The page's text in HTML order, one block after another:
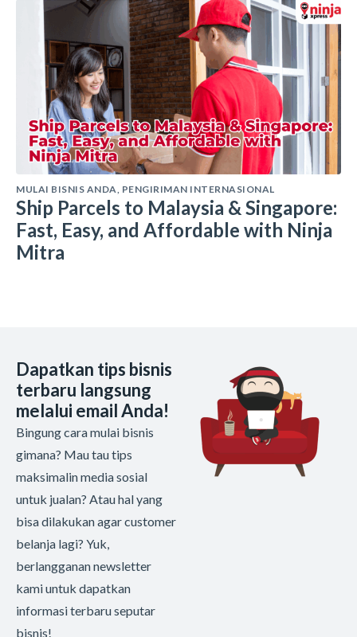
MULAI BISNIS ANDA PENGIRIMAN INTERNASIONAL
Ship Parcels to Malaysia & Singapore:
Fast, Easy, and Affordable with Ninja
Mitra
Dapatkan tips bisnis
terbaru langsung
melalui email Anda!
Bingung cara mulai bisnis
gimana? Mau tau tips
maksimalin media sosial
untuk jualan? Atau hal yang
bisa dilakukan agar customer
belanja lagi? Yuk,
berlangganan newsletter
kami untuk dapatkan
informasi terbaru seputar
bisnis!